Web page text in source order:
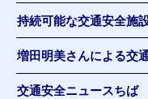
持続可能な交通安全施
増田明美さんによる交
交通安全ニュースちば